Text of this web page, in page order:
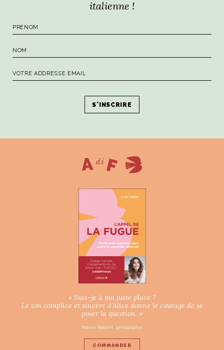
italienne !
« Suis-je à ma juste place ?
Le ton complice et sincère d’Alice donne le courage de se
poser la question. »
Marie Robert, philosophe
COMMANDER